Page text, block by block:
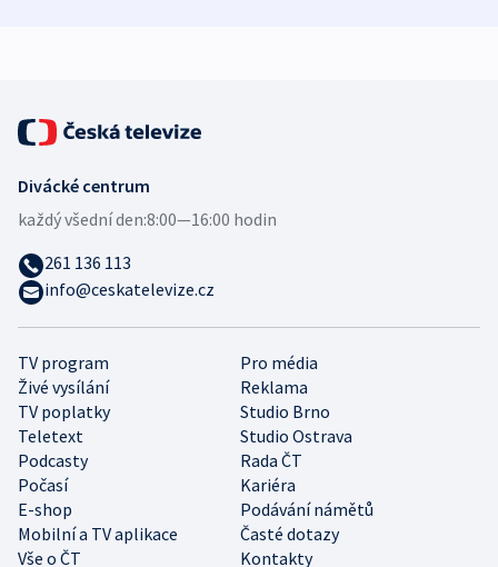
TV program
Pro média
Živé vysílání
Reklama
TV poplatky
Studio Brno
Teletext
Studio Ostrava
Podcasty
Rada ČT
Počasí
Kariéra
E-shop
Podávání námětů
Mobilní a TV aplikace
Časté dotazy
Vše o ČT
Kontakty
Divácké centrum
každý všední den:8:00—16:00 hodin
261 136 113
info@ceskatelevize.cz